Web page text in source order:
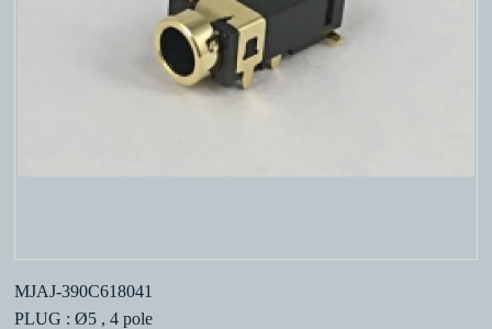
MJAJ-390C618041
PLUG : Ø5 , 4 pole